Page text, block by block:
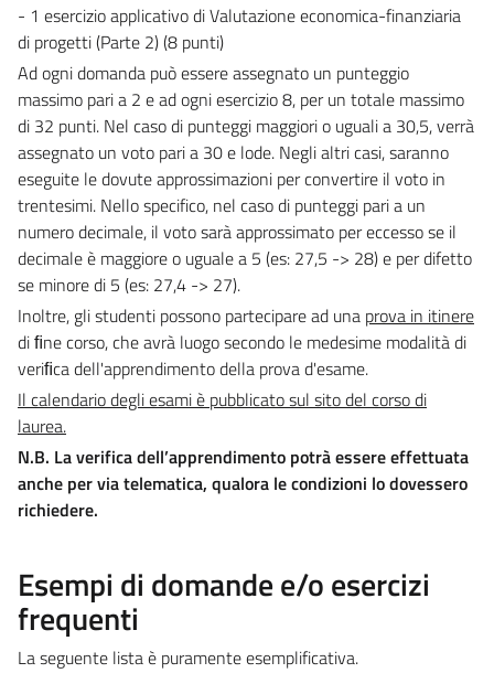
- 1 esercizio applicativo di Valutazione economica-finanziaria
di progetti (Parte 2) (8 punti)
Ad ogni domanda può essere assegnato un punteggio
massimo pari a 2 e ad ogni esercizio 8, per un totale massimo
di 32 punti. Nel caso di punteggi maggiori o uguali a 30,5, verrà
assegnato un voto pari a 30 e lode. Negli altri casi, saranno
eseguite le dovute approssimazioni per convertire il voto in
trentesimi. Nello specifico, nel caso di punteggi pari a un
numero decimale, il voto sarà approssimato per eccesso se il
decimale è maggiore o uguale a 5 (es: 27,5 -> 28) e per difetto
se minore di 5 (es: 27,4 -> 27).
Inoltre, gli studenti possono partecipare ad una prova in itinere
di ﬁne corso, che avrà luogo secondo le medesime modalità di
veriﬁca dell'apprendimento della prova d'esame.
Il calendario degli esami è pubblicato sul sito del corso di
laurea.
N.B. La verifica dell’apprendimento potrà essere effettuata
anche per via telematica, qualora le condizioni lo dovessero
richiedere.
Esempi di domande e/o esercizi
frequenti
La seguente lista è puramente esemplificativa.